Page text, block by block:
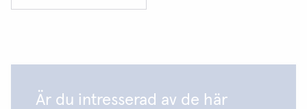
Är du intresserad av de här